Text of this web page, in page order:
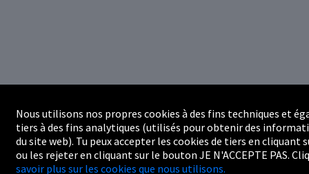
Nous utilisons nos propres cookies à des fins techniques et
tiers à des fins analytiques (utilisés pour obtenir des
du site web). Tu peux accepter les cookies de tiers en cliquant
ou les rejeter en cliquant sur le bouton JE N'ACCEPTE PAS.
savoir plus sur les cookies que nous utilisons.